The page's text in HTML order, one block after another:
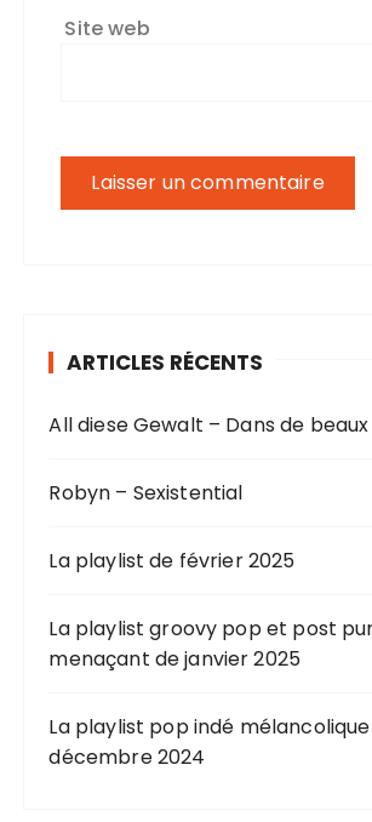
Site web
ARTICLES RÉCENTS
All diese Gewalt – Dans de
Robyn – Sexistential
La playlist de février 2025
La playlist groovy pop et post
menaçant de janvier 2025
La playlist pop indé
décembre 2024